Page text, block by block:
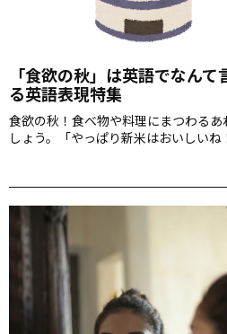
「食欲の秋」は英語でなん
る英語表現特集
食欲の秋！食べ物や料理にまつわる
しょう。「やっぱり新米はおいしい